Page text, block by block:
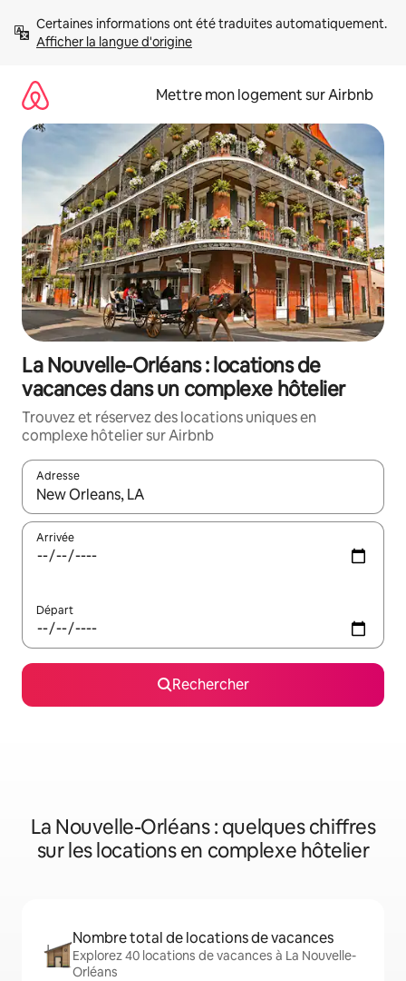
directement
Afficher la langue d'origine
Mettre mon logement sur Airbnb
La Nouvelle-Orléans : locations de
vacances dans un complexe hôtelier
Trouvez et réservez des locations uniques en
complexe hôtelier sur Airbnb
Adresse
Lorsque les résultats s'affichent, utilisez les flèches vers le
Arrivée
Départ
Rechercher
La Nouvelle-Orléans : quelques chiffres
sur les locations en complexe hôtelier
Nombre total de locations de vacances
Explorez 40 locations de vacances à La Nouvelle-
Orléans